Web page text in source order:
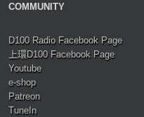
COMMUNITY
D100 Radio Facebook Page
上環D100 Facebook Page
Youtube
e-shop
Patreon
TuneIn